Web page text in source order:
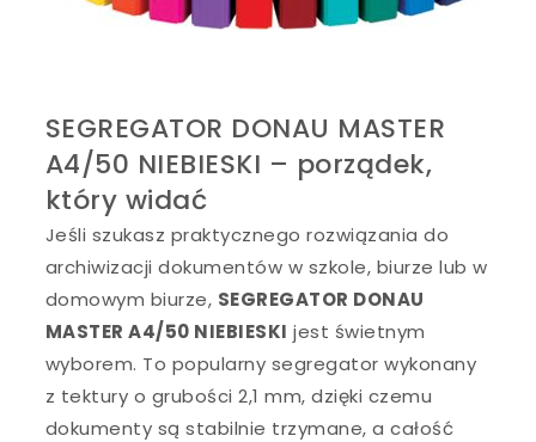
SEGREGATOR DONAU MASTER
A4/50 NIEBIESKI – porządek,
który widać
Jeśli szukasz praktycznego rozwiązania do
archiwizacji dokumentów w szkole, biurze lub w
domowym biurze, SEGREGATOR DONAU
MASTER A4/50 NIEBIESKI jest świetnym
wyborem. To popularny segregator wykonany
z tektury o grubości 2,1 mm, dzięki czemu
dokumenty są stabilnie trzymane, a całość